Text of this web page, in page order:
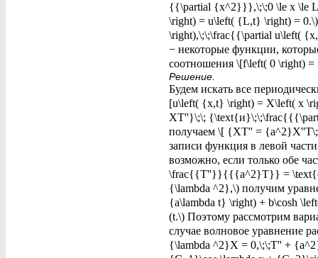
{{\partial {x^2}}},\;\;0 \le x \le
\right) = u\left( {L,t} \right) =
\right),\;\;\frac{{\partial u\left(
− некоторые функции,
соотношения \[f\left( 0 \right)
Решение.
Будем искать все
[u\left( {x,t} \right) = X\left( x
XT''}\;\;
получаем \[ {XT'' =
записи функция в левой
возможно, если только обе
\frac{{T''}}{{{a^2}T}} =
{\lambda ^2},\) получим
{a\lambda t} \right) + b\cosh
(t.\) Поэтому рассмотрим
случае волновое уравнение
{\lambda ^2}X = 0,\;\;T'' +